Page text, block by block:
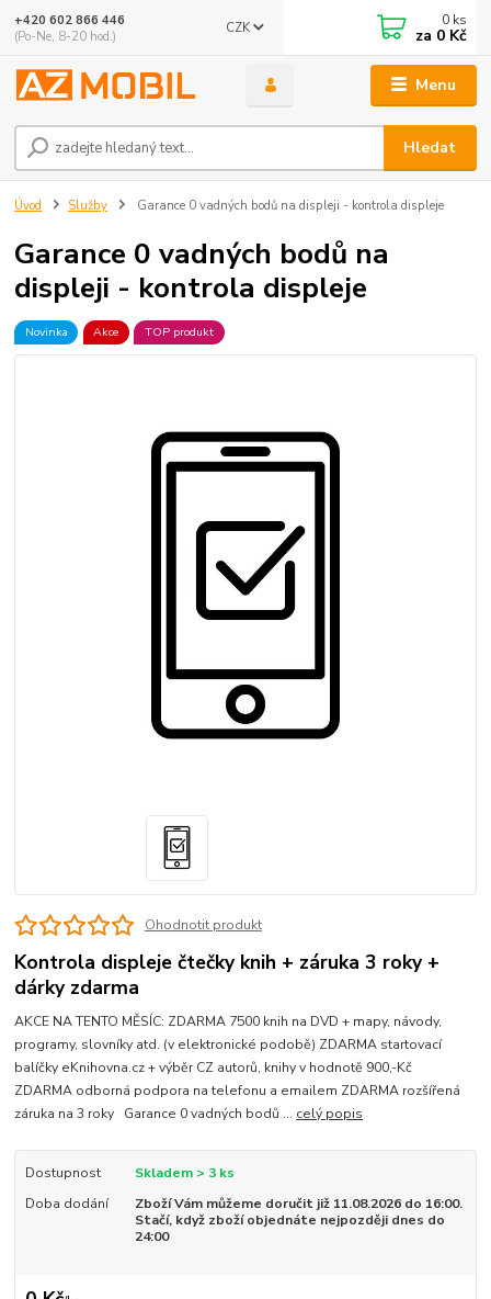
Menu
CZK
Hledat
+420 602 866 446
(Po-Ne, 8-20 hod.)
0 ks
za 0 Kč
Úvod Služby Garance 0 vadných bodů na displeji - kontrola displeje
Garance 0 vadných bodů na
displeji - kontrola displeje
Novinka Akce TOP produkt
Ohodnotit produkt
Kontrola displeje čtečky knih + záruka 3 roky +
dárky zdarma
AKCE NA TENTO MĚSÍC: ZDARMA 7500 knih na DVD + mapy, návody,
programy, slovníky atd. (v elektronické podobě) ZDARMA startovací
balíčky eKnihovna.cz + výběr CZ autorů, knihy v hodnotě 900,-Kč
ZDARMA odborná podpora na telefonu a emailem ZDARMA rozšířená
záruka na 3 roky Garance 0 vadných bodů ... celý popis
Dostupnost
Skladem > 3 ks
Doba dodání
Zboží Vám můžeme doručit již 11.08.2026 do 16:00.
Stačí, když zboží objednáte nejpozději dnes do
24:00